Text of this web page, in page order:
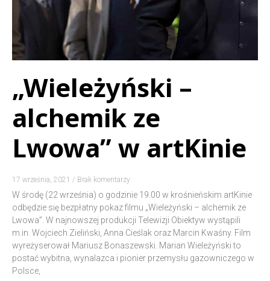
„Wieleżyński –
alchemik ze
Lwowa” w artKinie
17 września, 2021 Brak komentarzy
W środę (22 września) o godzinie 19.00 w krośnieńskim artKinie
odbędzie się bezpłatny pokaz filmu „Wieleżyński – alchemik ze
Lwowa”. W najnowszej produkcji Telewizji Obiektyw wystąpili
m.in. Wojciech Zieliński, Anna Cieślak oraz Marcin Kwaśny. Film
wyreżyserował Mariusz Bonaszewski. Marian Wieleżyński to
postać wybitna, wynalazca i pionier przemysłu gazowniczego w
Polsce,